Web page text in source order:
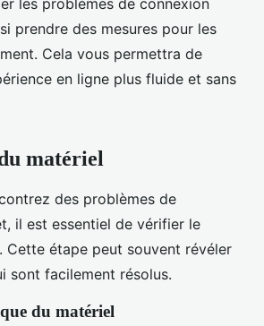
les problèmes de connexion
prendre des mesures pour les
Cela vous permettra de
en ligne plus fluide et sans
matériel
des problèmes de
il est essentiel de vérifier le
. Cette étape peut souvent révéler
sont facilement résolus.
du matériel